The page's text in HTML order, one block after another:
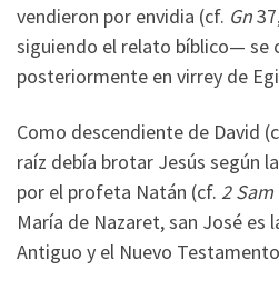
vendieron por envidia (cf. Gn
siguiendo el relato bíblico— se
posteriormente en virrey de
Como descendiente de David
raíz debía brotar Jesús según
por el profeta Natán (cf. 2 Sam
María de Nazaret, san José es
Antiguo y el Nuevo